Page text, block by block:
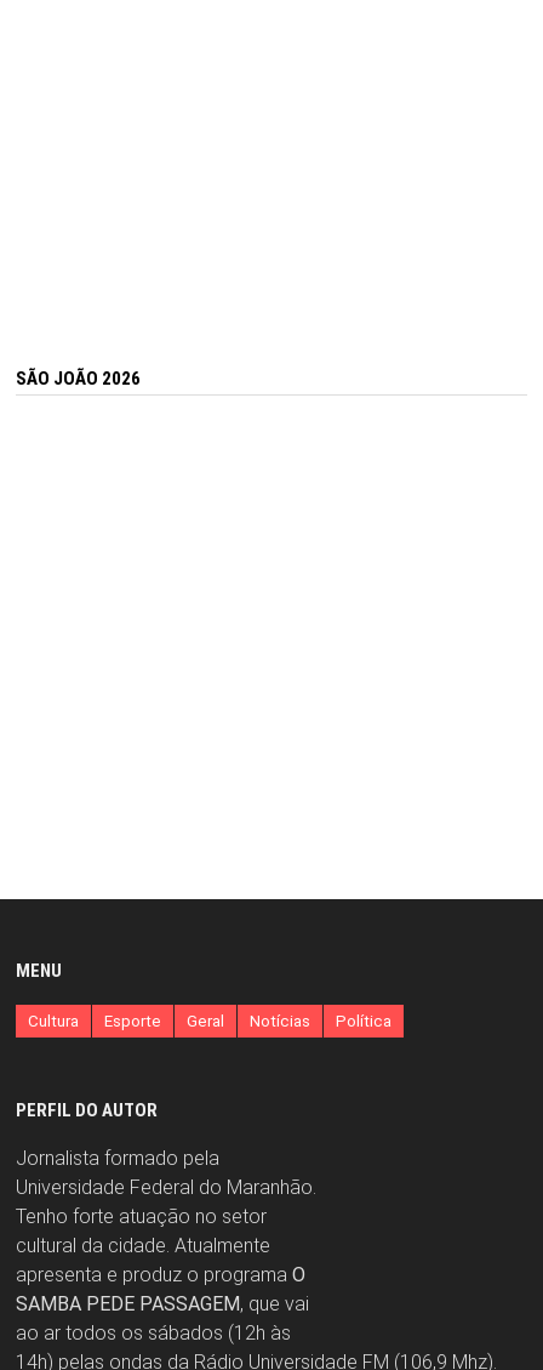
SÃO JOÃO 2026
MENU
Cultura Esporte Geral Notícias Política
PERFIL DO AUTOR
Jornalista formado pela
Universidade Federal do Maranhão.
Tenho forte atuação no setor
cultural da cidade. Atualmente
apresenta e produz o programa O
SAMBA PEDE PASSAGEM, que vai
ao ar todos os sábados (12h às
14h) pelas ondas da Rádio Universidade FM (106,9 Mhz).